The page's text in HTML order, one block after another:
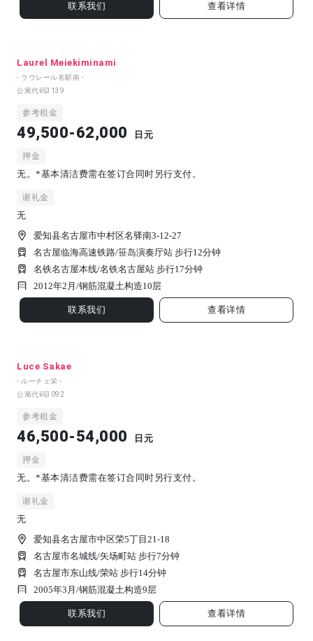
联系我们 查看详情
Laurel Meiekiminami
- ラウレール名駅南 -
公寓代码3139
参考租金
49,500-62,000 日元
押金
无。*基本清洁费需在签订合同时另行支付。
谢礼金
无
爱知县名古屋市中村区名驿南3-12-27
名古屋临海高速铁路/笹岛演奏厅站 步行12分钟
名铁名古屋本线/名铁名古屋站 步行17分钟
2012年2月/钢筋混凝土构造10 层
联系我们 查看详情
Luce Sakae
- ルーチェ栄 -
公寓代码3092
参考租金
46,500-54,000 日元
押金
无。*基本清洁费需在签订合同时另行支付。
谢礼金
无
爱知县名古屋市中区荣5丁目21-18
名古屋市名城线/矢场町站 步行7分钟
名古屋市东山线/荣站 步行14分钟
2005年3月/钢筋混凝土构造9 层
联系我们 查看详情